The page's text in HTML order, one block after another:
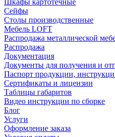
Шкафы картотечные
Сейфы
Столы производственные
Мебель LOFT
Распродажа металлической
Распродажа
Документация
Документы для получения и
Паспорт продукции,
Сертификаты и лицензии
Таблицы габаритов
Видео инструкции по сборке
Блог
Услуги
Оформление заказа